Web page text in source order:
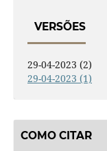
VERSÕES
29-04-2023 (2)
29-04-2023 (1)
COMO CITAR